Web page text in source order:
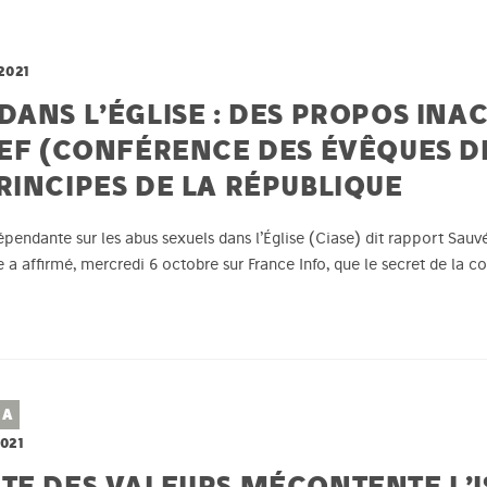
L’ÉGLISE : DES PROPOS
(CONFÉRENCE DES ÉVÊQUES
DE LA RÉPUBLIQUE
sur les abus sexuels dans l’Église (Ciase) dit rapport
a affirmé, mercredi 6 octobre sur France Info, que le secret de la